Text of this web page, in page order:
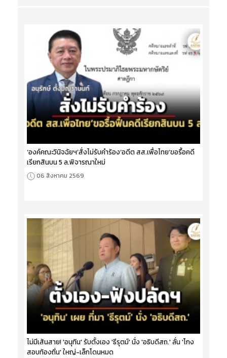
‘องค์คณะวินิจฉัยฯ’สั่งไม่รับคำร้อง‘อดีต สส.เพื่อไทย’ขอรื้อคดี
เรียกสินบน 5 ล.พิจารณาใหม่
06 สิงหาคม 2569
ไม่มีเส้นสาย! 'อนุทิน' รับตั้งเอง 'ธีรุตม์' นั่ง 'อธิบดีสถ.' ลั่น 'โกง
สอบท้องถิ่น' ใหญ่-เล็กโดนหมด